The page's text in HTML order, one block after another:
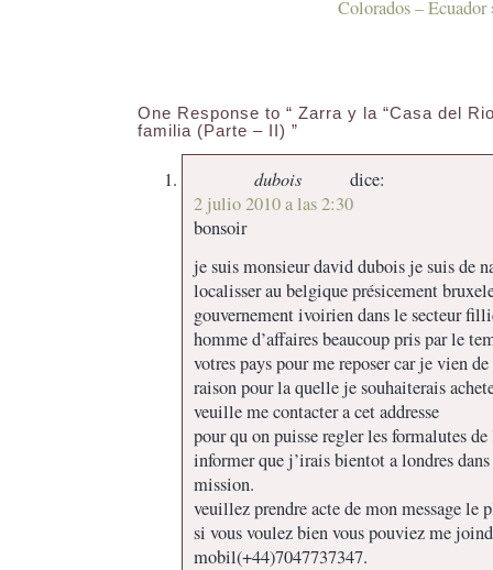
Colorados – Ecuador
One Response to “ Zarra y la “Casa del
familia (Parte – II) ”
dubois
dice:
2 julio 2010 a las 2:30
bonsoir
je suis monsieur david dubois je suis de
localisser au belgique présicement
gouvernement ivoirien dans le secteur
homme d’affaires beaucoup pris par le
votres pays pour me reposer car je vien
raison pour la quelle je souhaiterais
veuille me contacter a cet addresse
pour qu on puisse regler les formalutes
informer que j’irais bientot a londres
mission.
veuillez prendre acte de mon message le
si vous voulez bien vous pouviez me
mobil(+44)7047737347.